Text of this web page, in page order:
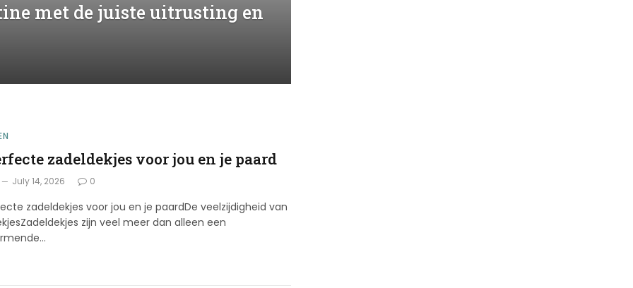
met de juiste uitrusting en
zadeldekjes voor jou en je paard
July 14, 2026 0
zadeldekjes voor jou en je paardDe veelzijdigheid van
zijn veel meer dan alleen een